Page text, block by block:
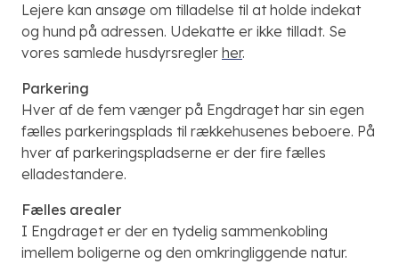
Lejere kan ansøge om tilladelse til at holde indekat
og hund på adressen. Udekatte er ikke tilladt. Se
vores samlede husdyrsregler her.
Parkering
Hver af de fem vænger på Engdraget har sin egen
fælles parkeringsplads til rækkehusenes beboere. På
hver af parkeringspladserne er der fire fælles
elladestandere.
Fælles arealer
I Engdraget er der en tydelig sammenkobling
imellem boligerne og den omkringliggende natur.